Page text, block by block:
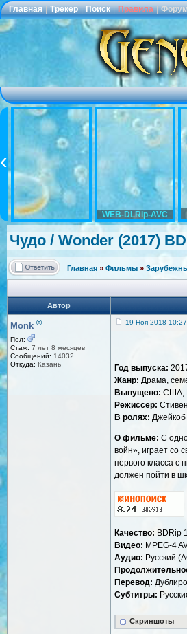
Главная | Трекер | Поиск | Правила |
WEB-DLRip-AVC
Чудо / Wonder (2017)
Главная » Фильмы »
Автор
Monk ®
Пол:
Стаж: 7 лет 8 месяцев
Сообщений: 14032
Откуда: Казань
19-Ноя-2018 10:27
Год выпуска:
Жанр: Драма,
Выпущено: США,
Режиссер:
В ролях:
О фильме: С
войн», играет со
первого класса с
должен пойти в
Качество: BDRip
Видео: MPEG-4
Аудио: Русский
Перевод:
Субтитры:
Скриншоты